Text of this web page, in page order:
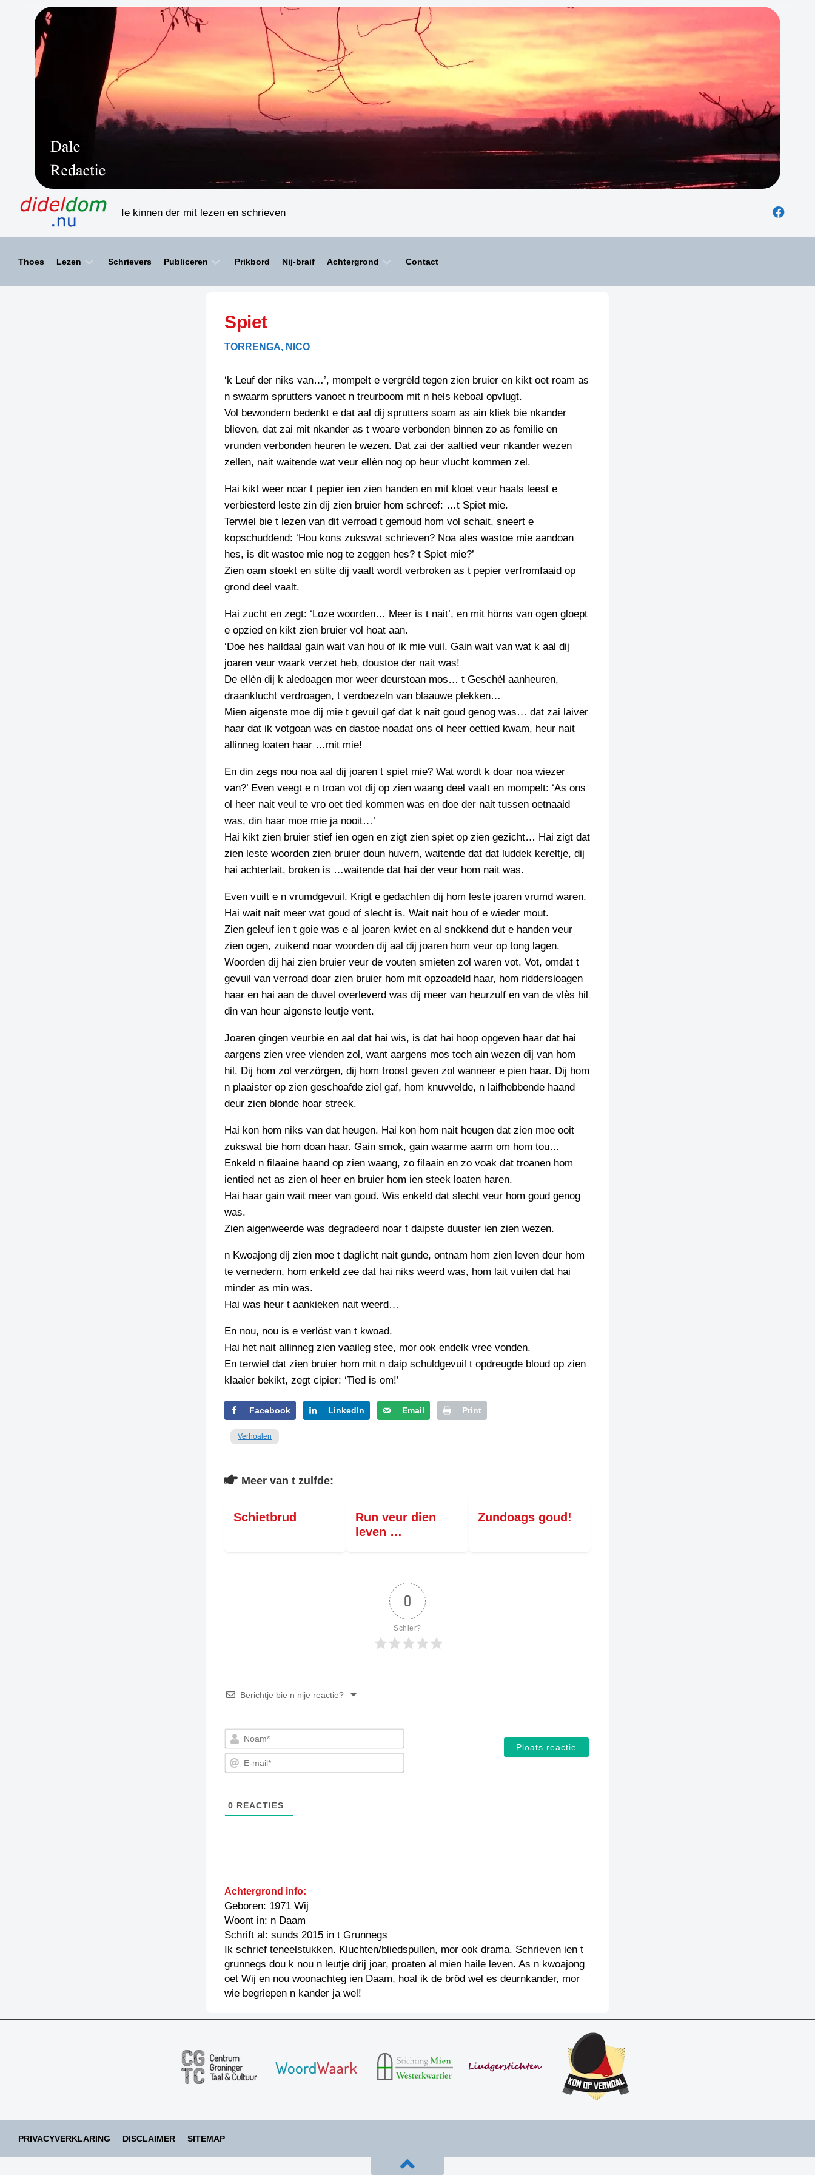
Ie kinnen der mit lezen en schrieven
Thoes Lezen
HAIKU’S
LIMERICKS
SCHRIEFWEDSTRIED
FLYER
INZENDENS
PERSBERICHT
SCHRIEFWEDSTRIED
INZENDENS
JURYRAPPORT
FOTO’S
SCHRIEFWEDSTRIED
SCHRIEFWEDSTRIED
2026
STRIPS
TIEDSCHRIFT
VERHOALEN
BIENOAMEN
LEGENDEN
RECEPTEN
SPREUKEN
VEURDRACHTEN
Schrievers Publiceren
SPELLENSCONTROLE
SCHRIEFREGELS
Prikbord Nij-braif Achtergrond
PAZZIPANTEN
Contact
Spiet
TORRENGA, NICO
‘k Leuf der niks van…’, mompelt e vergrèld tegen zien bruier en kikt oet roam as
n swaarm sprutters vanoet n treurboom mit n hels keboal opvlugt.
Vol bewondern bedenkt e dat aal dij sprutters soam as ain kliek bie nkander
blieven, dat zai mit nkander as t woare verbonden binnen zo as femilie en
vrunden verbonden heuren te wezen. Dat zai der aaltied veur nkander wezen
zellen, nait waitende wat veur ellèn nog op heur vlucht kommen zel.
Hai kikt weer noar t pepier ien zien handen en mit kloet veur haals leest e
verbiesterd leste zin dij zien bruier hom schreef: …t Spiet mie.
Terwiel bie t lezen van dit verroad t gemoud hom vol schait, sneert e
kopschuddend: ‘Hou kons zukswat schrieven? Noa ales wastoe mie aandoan
hes, is dit wastoe mie nog te zeggen hes? t Spiet mie?’
Zien oam stoekt en stilte dij vaalt wordt verbroken as t pepier verfromfaaid op
grond deel vaalt.
Hai zucht en zegt: ‘Loze woorden… Meer is t nait’, en mit hörns van ogen gloept
e opzied en kikt zien bruier vol hoat aan.
‘Doe hes haildaal gain wait van hou of ik mie vuil. Gain wait van wat k aal dij
joaren veur waark verzet heb, doustoe der nait was!
De ellèn dij k aledoagen mor weer deurstoan mos… t Geschèl aanheuren,
draanklucht verdroagen, t verdoezeln van blaauwe plekken…
Mien aigenste moe dij mie t gevuil gaf dat k nait goud genog was… dat zai laiver
haar dat ik votgoan was en dastoe noadat ons ol heer oettied kwam, heur nait
allinneg loaten haar …mit mie!
En din zegs nou noa aal dij joaren t spiet mie? Wat wordt k doar noa wiezer
van?’ Even veegt e n troan vot dij op zien waang deel vaalt en mompelt: ‘As ons
ol heer nait veul te vro oet tied kommen was en doe der nait tussen oetnaaid
was, din haar moe mie ja nooit…’
Hai kikt zien bruier stief ien ogen en zigt zien spiet op zien gezicht… Hai zigt dat
zien leste woorden zien bruier doun huvern, waitende dat dat luddek kereltje, dij
hai achterlait, broken is …waitende dat hai der veur hom nait was.
Even vuilt e n vrumdgevuil. Krigt e gedachten dij hom leste joaren vrumd waren.
Hai wait nait meer wat goud of slecht is. Wait nait hou of e wieder mout.
Zien geleuf ien t goie was e al joaren kwiet en al snokkend dut e handen veur
zien ogen, zuikend noar woorden dij aal dij joaren hom veur op tong lagen.
Woorden dij hai zien bruier veur de vouten smieten zol waren vot. Vot, omdat t
gevuil van verroad doar zien bruier hom mit opzoadeld haar, hom riddersloagen
haar en hai aan de duvel overleverd was dij meer van heurzulf en van de vlès hil
din van heur aigenste leutje vent.
Joaren gingen veurbie en aal dat hai wis, is dat hai hoop opgeven haar dat hai
aargens zien vree vienden zol, want aargens mos toch ain wezen dij van hom
hil. Dij hom zol verzörgen, dij hom troost geven zol wanneer e pien haar. Dij hom
n plaaister op zien geschoafde ziel gaf, hom knuvvelde, n laifhebbende haand
deur zien blonde hoar streek.
Hai kon hom niks van dat heugen. Hai kon hom nait heugen dat zien moe ooit
zukswat bie hom doan haar. Gain smok, gain waarme aarm om hom tou…
Enkeld n filaaine haand op zien waang, zo filaain en zo voak dat troanen hom
ientied net as zien ol heer en bruier hom ien steek loaten haren.
Hai haar gain wait meer van goud. Wis enkeld dat slecht veur hom goud genog
was.
Zien aigenweerde was degradeerd noar t daipste duuster ien zien wezen.
n Kwoajong dij zien moe t daglicht nait gunde, ontnam hom zien leven deur hom
te vernedern, hom enkeld zee dat hai niks weerd was, hom lait vuilen dat hai
minder as min was.
Hai was heur t aankieken nait weerd…
En nou, nou is e verlöst van t kwoad.
Hai het nait allinneg zien vaaileg stee, mor ook endelk vree vonden.
En terwiel dat zien bruier hom mit n daip schuldgevuil t opdreugde bloud op zien
klaaier bekikt, zegt cipier: ‘Tied is om!’
Facebook LinkedIn Email Print
Verhoalen
Meer van t zulfde:
Schietbrud
Run veur dien
leven …
Zundoags goud!
0
Schier?
Berichtje bie n nije reactie?
Noam*
E-
0 REACTIES
Achtergrond info:
Geboren: 1971 Wij
Woont in: n Daam
Schrift al: sunds 2015 in t Grunnegs
Ik schrief teneelstukken. Kluchten/bliedspullen, mor ook drama. Schrieven ien t
grunnegs dou k nou n leutje drij joar, proaten al mien haile leven. As n kwoajong
oet Wij en nou woonachteg ien Daam, hoal ik de bröd wel es deurnkander, mor
wie begriepen n kander ja wel!
PRIVACYVERKLARING DISCLAIMER SITEMAP